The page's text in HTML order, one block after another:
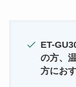
ET-
の方、
方にお